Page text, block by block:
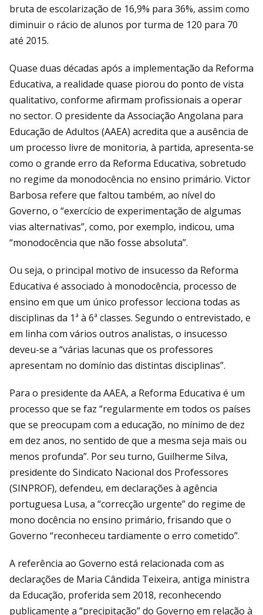
bruta de escolarização de 16,9% para 36%, assim como
diminuir o rácio de alunos por turma de 120 para 70
até 2015.
Quase duas décadas após a implementação da Reforma
Educativa, a realidade quase piorou do ponto de vista
qualitativo, conforme afirmam profissionais a operar
no sector. O presidente da Associação Angolana para
Educação de Adultos (AAEA) acredita que a ausência de
um processo livre de monitoria, à partida, apresenta-se
como o grande erro da Reforma Educativa, sobretudo
no regime da monodocência no ensino primário. Victor
Barbosa refere que faltou também, ao nível do
Governo, o “exercício de experimentação de algumas
vias alternativas”, como, por exemplo, indicou, uma
“monodocência que não fosse absoluta”.
Ou seja, o principal motivo de insucesso da Reforma
Educativa é associado à monodocência, processo de
ensino em que um único professor lecciona todas as
disciplinas da 1ª à 6ª classes. Segundo o entrevistado, e
em linha com vários outros analistas, o insucesso
deveu-se a “várias lacunas que os professores
apresentam no domínio das distintas disciplinas”.
Para o presidente da AAEA, a Reforma Educativa é um
processo que se faz “regularmente em todos os países
que se preocupam com a educação, no mínimo de dez
em dez anos, no sentido de que a mesma seja mais ou
menos profunda”. Por seu turno, Guilherme Silva,
presidente do Sindicato Nacional dos Professores
(SINPROF), defendeu, em declarações à agência
portuguesa Lusa, a “correcção urgente” do regime de
mono docência no ensino primário, frisando que o
Governo “reconheceu tardiamente o erro cometido”.
A referência ao Governo está relacionada com as
declarações de Maria Cândida Teixeira, antiga ministra
da Educação, proferida sem 2018, reconhecendo
publicamente a “precipitação” do Governo em relação à